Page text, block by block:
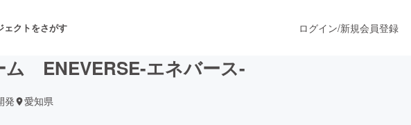
ェクトをさがす ログイン/新規会員登録
ム ENEVERSE-エネバース-
発 愛知県